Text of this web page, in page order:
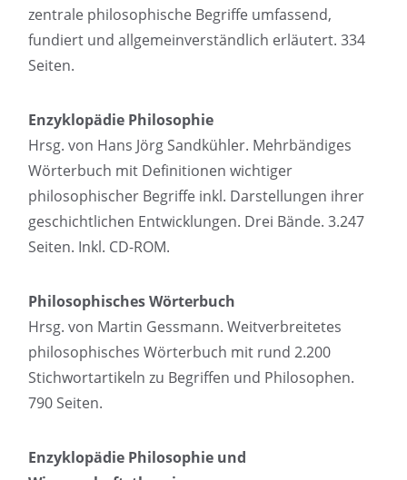
zentrale philosophische Begriffe umfassend,
fundiert und allgemeinverständlich erläutert. 334
Seiten.
Enzyklopädie Philosophie
Hrsg. von Hans Jörg Sandkühler. Mehrbändiges
Wörterbuch mit Definitionen wichtiger
philosophischer Begriffe inkl. Darstellungen ihrer
geschichtlichen Entwicklungen. Drei Bände. 3.247
Seiten. Inkl. CD-ROM.
Philosophisches Wörterbuch
Hrsg. von Martin Gessmann. Weitverbreitetes
philosophisches Wörterbuch mit rund 2.200
Stichwortartikeln zu Begriffen und Philosophen.
790 Seiten.
Enzyklopädie Philosophie und